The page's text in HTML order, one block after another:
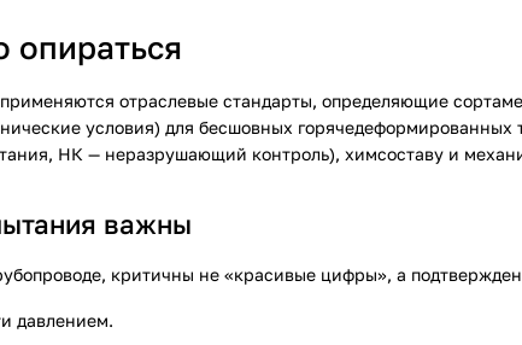
опираться
отраслевые стандарты, определяющие
условия) для бесшовных
НК — неразрушающий контроль), химсоставу и
важны
критичны не «красивые цифры», а
давлением.